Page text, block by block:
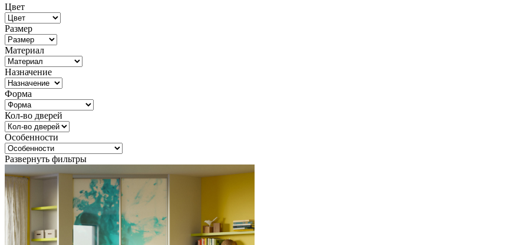
Цвет
Размер
Материал
Назначение
Форма
Кол-во дверей
Особенности
Развернуть фильтры